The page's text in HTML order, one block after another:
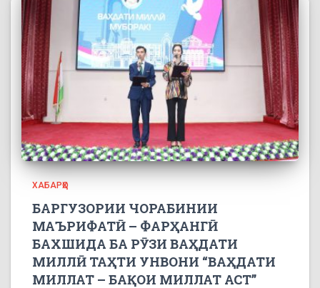
ХАБАРҲО
БАРГУЗОРИИ ЧОРАБИНИИ
МАЪРИФАТӢ – ФАРҲАНГӢ
БАХШИДА БА РӮЗИ ВАҲДАТИ
МИЛЛӢ ТАҲТИ УНВОНИ “ВАҲДАТИ
МИЛЛАТ – БАҚОИ МИЛЛАТ АСТ”